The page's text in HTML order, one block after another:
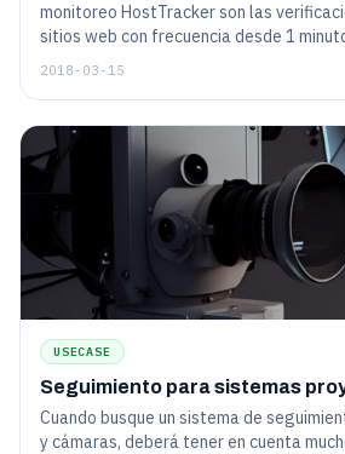
monitoreo HostTracker son las
sitios web con frecuencia desde 1
global de servidores de monitoreo
2018-03-15
USECASE
Seguimiento para sistemas
Cuando busque un sistema de
y cámaras, deberá tener en cuenta